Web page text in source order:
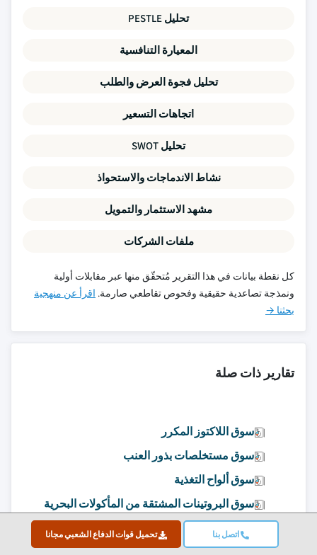
اتصل بنا تحميل قوات الدفاع الشعبي مجانا
تحليل PESTLE
المعيارة التنافسية
تحليل فجوة العرض والطلب
اتجاهات التسعير
تحليل SWOT
نشاط الاندماجات والاستحواذ
مشهد الاستثمار والتمويل
ملفات الشركات
كل نقطة بيانات في هذا التقرير مُتحقّق منها عبر مقابلات أولية
ونمذجة تصاعدية حقيقية وفحوص تقاطعي صارمة. اقرأ عن منهجية
بحثنا →
تقارير ذات صلة
سوق اللاكتوز المكرر
سوق مستخلصات بذور العنب
سوق ألواح التغذية
سوق البروتينات المشتقة من المأكولات البحرية